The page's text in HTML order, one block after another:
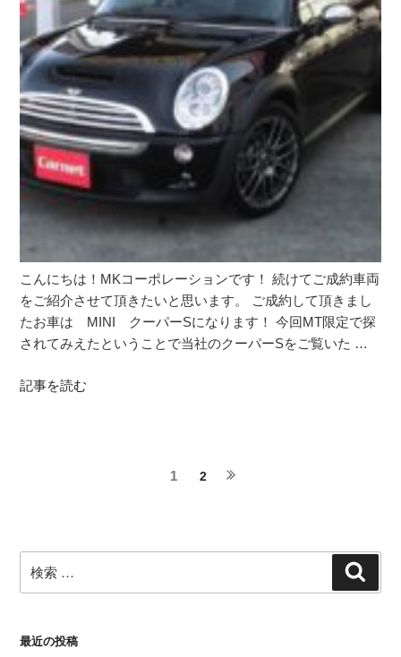
こんにちは！MKコーポレーションです！ 続けてご成約車両
をご紹介させて頂きたいと思います。 ご成約して頂きまし
たお車は MINI クーパーSになります！ 今回MT限定で探
されてみえたということで当社のクーパーSをご覧いた …
記事を読む
ゲ
ー
ョ
ペ
1
ペ
2
次
ー
索:
索
最近の投稿